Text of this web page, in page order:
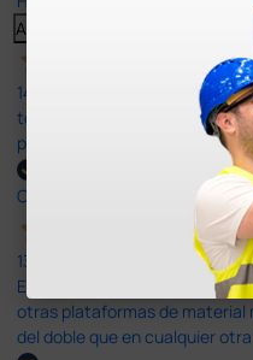
Anterior
14 Jul 2026
todo correcto. podria señalar
plazo de entrega se alarga.
Comprador verificado
13 Jul 2026
Es fácil hacer el pedido. El
otras plataformas de material
del doble que en cualquier